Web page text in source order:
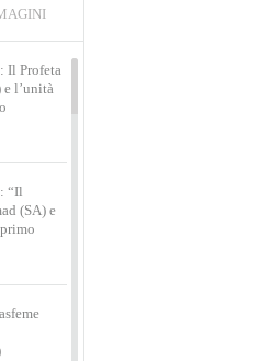
Il Profeta
e l’unità
“Il
(SA) e